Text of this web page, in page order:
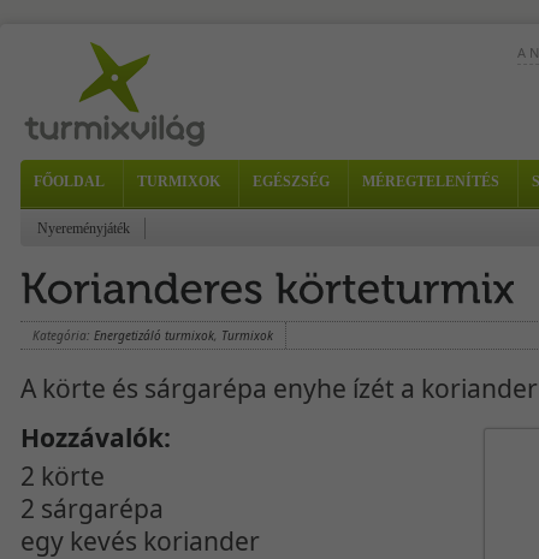
A
FŐOLDAL TURMIXOK EGÉSZSÉG MÉREGTELENÍTÉS
Nyereményjáték
Kategória: Energetizáló turmixok, Turmixok
A körte és sárgarépa enyhe ízét a
Hozzávalók:
2 körte
2 sárgarépa
egy kevés koriander